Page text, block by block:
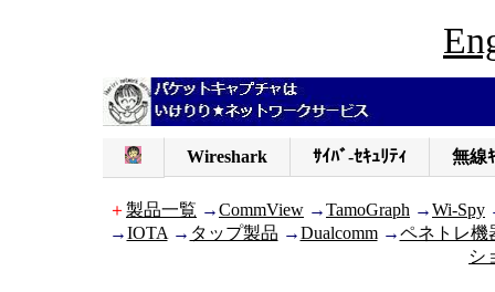
Wireshark ｻｲﾊﾞ-ｾｷｭﾘﾃｨ 無線
＋製品一覧 →CommView →TamoGraph →Wi-Spy
→IOTA → タップ製品 →Dualcomm→ペネトレ機
シ